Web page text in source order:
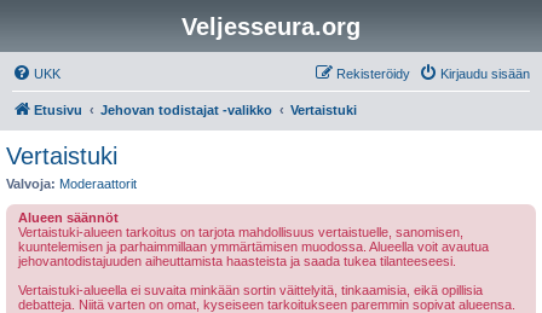
Veljesseura.org
UKK Kirjaudu sisään
Rekisteröidy
Etusivu Jehovan todistajat -valikko Vertaistuki
Vertaistuki
Valvoja: Moderaattorit
Alueen säännöt
Vertaistuki-alueen tarkoitus on tarjota mahdollisuus vertaistuelle, sanomisen,
kuuntelemisen ja parhaimmillaan ymmärtämisen muodossa. Alueella voit avautua
jehovantodistajuuden aiheuttamista haasteista ja saada tukea tilanteeseesi.
Vertaistuki-alueella ei suvaita minkään sortin väittelyitä, tinkaamisia, eikä opillisia
debatteja. Niitä varten on omat, kyseiseen tarkoitukseen paremmin sopivat alueensa.